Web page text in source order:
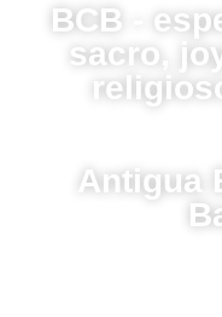
BCB -
sacro,
Antigua